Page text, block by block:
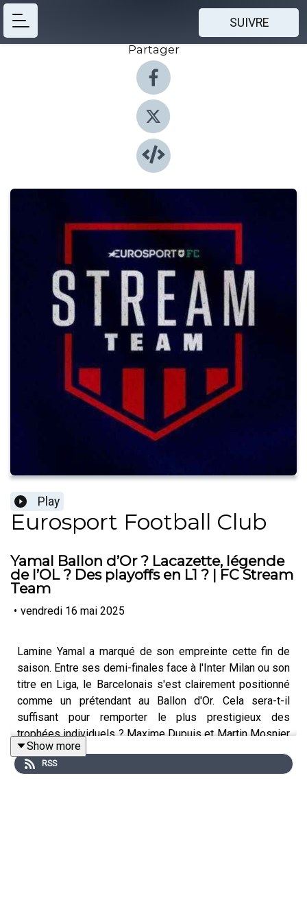
SUIVRE
Partager
Play
Eurosport Football Club
Yamal Ballon d’Or ? Lacazette, légende
de l’OL ? Des playoffs en L1 ? | FC Stream
Team
• vendredi 16 mai 2025
Lamine Yamal a marqué de son empreinte cette fin de
saison. Entre ses demi-finales face à l'Inter Milan ou son
titre en Liga, le Barcelonais s'est clairement positionné
comme un prétendant au Ballon d'Or. Cela sera-t-il
suffisant pour remporter le plus prestigieux des
trophées individuels ? Maxime Dupuis et Martin Mosnier
en débattent. (03:59)
Show more
RSS